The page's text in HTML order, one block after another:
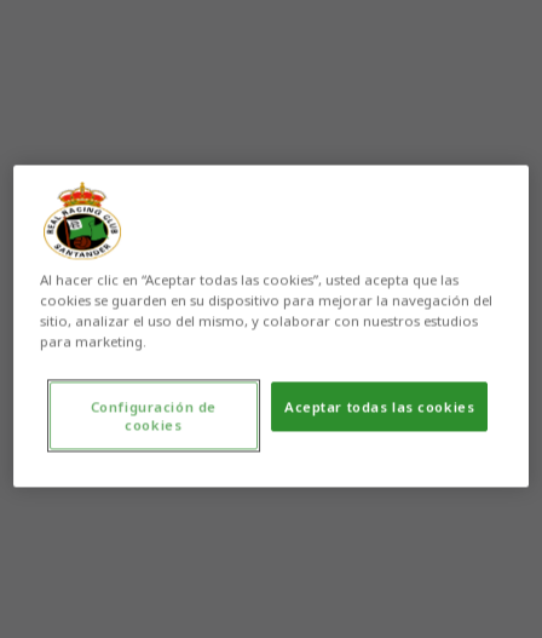
Al hacer clic en “Aceptar todas las cookies”, usted acepta que las
cookies se guarden en su dispositivo para mejorar la navegación del
sitio, analizar el uso del mismo, y colaborar con nuestros estudios
para marketing.
Aceptar todas las cookies
Configuración de
cookies